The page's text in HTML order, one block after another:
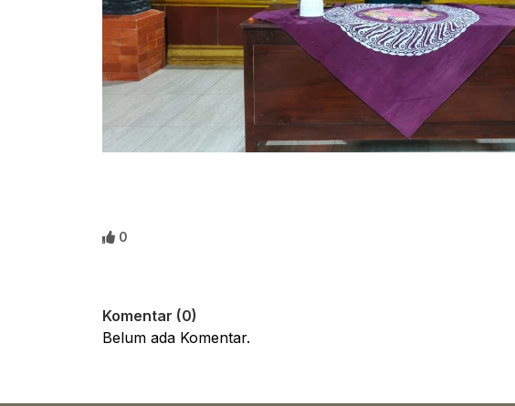
0
Komentar (0)
Belum ada Komentar.